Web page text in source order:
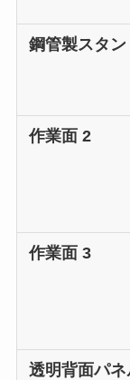
鋼管製スタン
作業面 2
作業面 3
透明背面パネ